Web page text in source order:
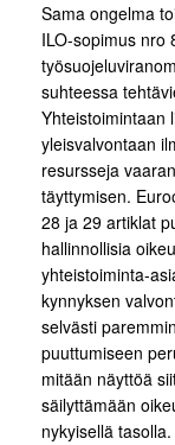
Sama ongelma
ILO-sopimus nro
suhteessa
Yhteistoimintaan
yleisvalvontaan
resursseja
täyttymisen.
28 ja 29 artiklat
hallinnollisia
yhteistoiminta-
kynnyksen
selvästi
puuttumiseen
mitään näyttöä
säilyttämään
nykyisellä tasolla.